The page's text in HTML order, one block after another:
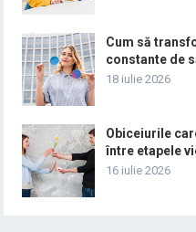
Cum să
constante de
18 iulie 2026
Obiceiurile
între etapele
16 iulie 2026